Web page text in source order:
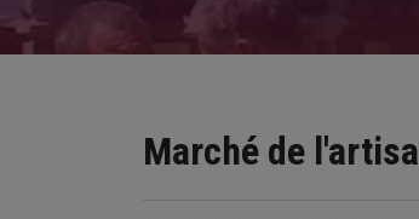
Marché de